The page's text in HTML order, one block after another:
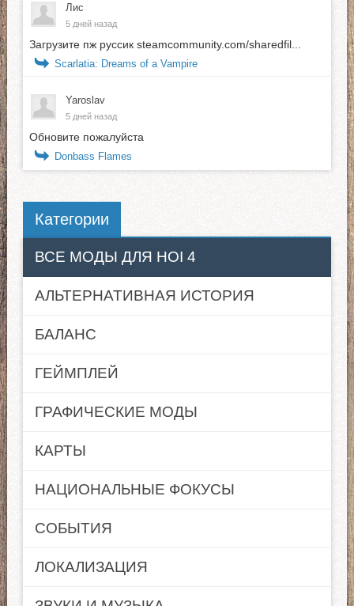
Лис
5 дней назад
Загрузите пж руссик steamcommunity.com/sharedfil...
Scarlatia: Dreams of a Vampire
Yaroslav
5 дней назад
Обновите пожалуйста
Donbass Flames
Категории
ВСЕ МОДЫ ДЛЯ HOI 4
АЛЬТЕРНАТИВНАЯ ИСТОРИЯ
БАЛАНС
ГЕЙМПЛЕЙ
ГРАФИЧЕСКИЕ МОДЫ
КАРТЫ
НАЦИОНАЛЬНЫЕ ФОКУСЫ
СОБЫТИЯ
ЛОКАЛИЗАЦИЯ